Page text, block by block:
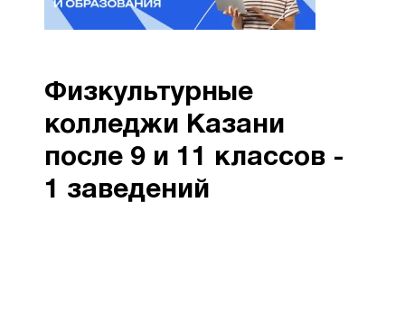
Физкультурные
колледжи Казани
после 9 и 11 классов -
1 заведений